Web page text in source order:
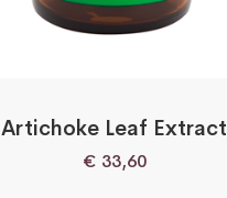
Artichoke Leaf Extract
€ 33,60